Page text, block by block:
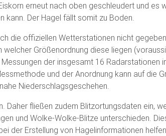
erneut nach oben geschleudert und es
kann. Der Hagel fällt somit zu Boden.
die offiziellen Wetterstationen nicht
Größenordnung diese liegen
der insgesamt 16 Radarstationen
und der Anordnung kann auf die
Niederschlagsgeschehen.
Daher fließen zudem Blitzortungsdaten ein,
und Wolke-Wolke-Blitze unterschieden.
der Erstellung von Hagelinformationen